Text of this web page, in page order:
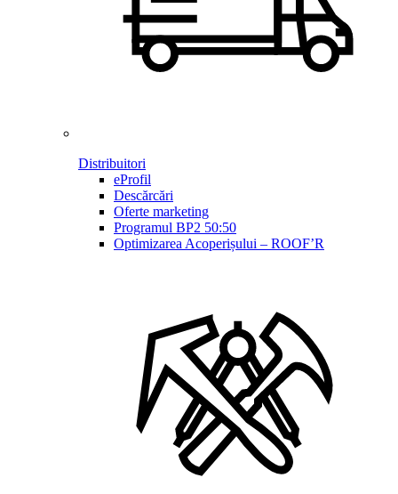
Distribuitori
eProfil
Descărcări
Oferte marketing
Programul BP2 50:50
Optimizarea Acoperișului – ROOF’R